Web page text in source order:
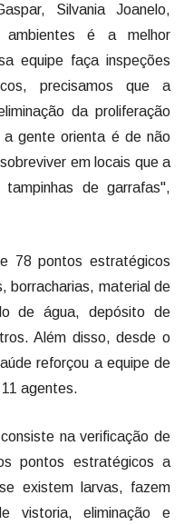
Silvania Joanelo,
é a melhor
equipe faça inspeções
precisamos que a
da proliferação
gente orienta é de não
em locais que a
de garrafas",
78 pontos estratégicos
borracharias, material de
de água, depósito de
Além disso, desde o
reforçou a equipe de
agentes.
na verificação de
pontos estratégicos a
existem larvas, fazem
vistoria, eliminação e